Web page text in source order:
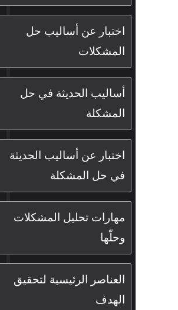
اختبار عن أساليب حل
المشكلات
أساليب الحديثة في حل
المشكلة
اختبار عن أساليب الحديثة
في حل المشكلة
مهارات تحليل المشكلات
وحلّها
العناصر الرئيسية لتحقيق
الهدف